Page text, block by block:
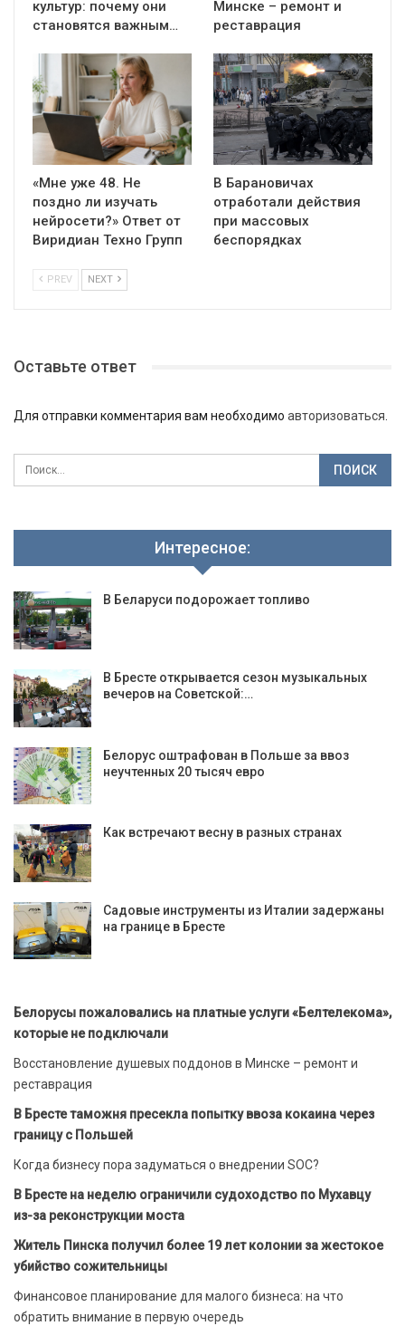
культур: почему они
становятся важным…
Минске – ремонт и
реставрация
«Мне уже 48. Не
поздно ли изучать
нейросети?» Ответ от
Виридиан Техно Групп
В Барановичах
отработали действия
при массовых
беспорядках
PREV NEXT
Оставьте ответ
Для отправки комментария вам необходимо авторизоваться.
Интересное:
В Беларуси подорожает топливо
В Бресте открывается сезон музыкальных
вечеров на Советской:…
Белорус оштрафован в Польше за ввоз
неучтенных 20 тысяч евро
Как встречают весну в разных странах
Садовые инструменты из Италии задержаны
на границе в Бресте
Белорусы пожаловались на платные услуги «Белтелекома»,
которые не подключали
Восстановление душевых поддонов в Минске – ремонт и
реставрация
В Бресте таможня пресекла попытку ввоза кокаина через
границу с Польшей
Когда бизнесу пора задуматься о внедрении SOC?
В Бресте на неделю ограничили судоходство по Мухавцу
из-за реконструкции моста
Житель Пинска получил более 19 лет колонии за жестокое
убийство сожительницы
Финансовое планирование для малого бизнеса: на что
обратить внимание в первую очередь